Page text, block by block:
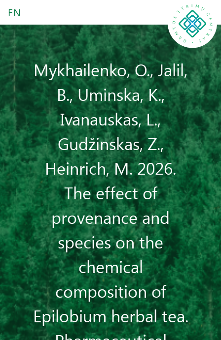
EN
Mykhailenko, O., Jalil,
B., Uminska, K.,
Ivanauskas, L.,
Gudžinskas, Z.,
Heinrich, M. 2026.
The effect of
provenance and
species on the
chemical
composition of
Epilobium herbal tea.